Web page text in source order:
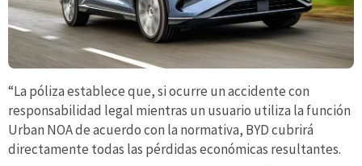
“La póliza establece que, si ocurre un accidente con
responsabilidad legal mientras un usuario utiliza la función
Urban NOA de acuerdo con la normativa, BYD cubrirá
directamente todas las pérdidas económicas resultantes.